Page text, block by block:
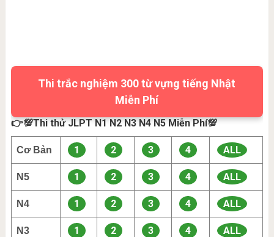
Thi trắc nghiệm 300 từ vựng tiếng Nhật
Miễn Phí
👉💯Thi thử JLPT N1 N2 N3 N4 N5 Miễn Phí💯
Cơ Bản 1 2 3 4 ALL
N5 1 2 3 4 ALL
N4 1 2 3 4 ALL
N3 1 2 3 4 ALL